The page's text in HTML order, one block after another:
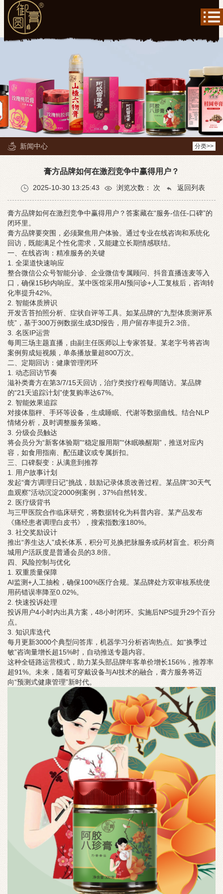
新闻中心 分类>>
膏方品牌如何在激烈竞争中赢得用户？
2025-10-30 13:25:43 浏览次数： 次 返回列表
膏方品牌如何在激烈竞争中赢得用户？答案藏在“服务-信任-口碑”的
闭环里。
膏方品牌要突围，必须聚焦用户体验。通过专业在线咨询和系统化
回访，既能满足个性化需求，又能建立长期情感联结。
一、在线咨询：精准服务的关键
1. 全渠道快速响应
整合微信公众号智能分诊、企业微信专属顾问、抖音直播连麦等入
口，确保15秒内响应。某中医馆采用AI预问诊+人工复核后，咨询转
化率提升42%。
2. 智能体质辨识
开发舌苔拍照分析、症状自评等工具。如某品牌的“九型体质测评系
统”，基于300万例数据生成3D报告，用户留存率提升2.3倍。
3. 名医IP运营
每周三场主题直播，由副主任医师以上专家答疑。某老字号将咨询
案例剪成短视频，单条播放量超800万次。
二、定期回访：健康管理闭环
1. 动态回访节奏
滋补类膏方在第3/7/15天回访，治疗类按疗程每周随访。某品牌
的“21天追踪计划”使复购率达67%。
2. 智能效果追踪
对接体脂秤、手环等设备，生成睡眠、代谢等数据曲线。结合NLP
情绪分析，及时调整服务策略。
3. 分级会员触达
将会员分为“新客体验期”“稳定服用期”“休眠唤醒期”，推送对应内
容，如食用指南、配伍建议或专属折扣。
三、口碑裂变：从满意到推荐
1. 用户故事计划
发起“膏方调理日记”挑战，鼓励记录体质改善过程。某品牌“30天气
血观察”活动沉淀2000例案例，37%自然转发。
2. 医疗级背书
与三甲医院合作临床研究，将数据转化为科普内容。某产品发布
《痛经患者调理白皮书》，搜索指数涨180%。
3. 社交奖励设计
推出“养生达人”成长体系，积分可兑换把脉服务或药材盲盒。积分商
城用户活跃度是普通会员的3.8倍。
四、风险控制与优化
1. 双重质量保障
AI监测+人工抽检，确保100%医疗合规。某品牌处方双审核系统使
用药错误率降至0.02%。
2. 快速投诉处理
投诉用户4小时内出具方案，48小时闭环。实施后NPS提升29个百分
点。
3. 知识库迭代
每月更新3000个典型问答库，机器学习分析咨询热点。如“换季过
敏”咨询量增长超15%时，自动推送专题内容。
这种全链路运营模式，助力某头部品牌年客单价增长156%，推荐率
超91%。未来，随着可穿戴设备与AI技术的融合，膏方服务将迈
向“预测式健康管理”新时代。